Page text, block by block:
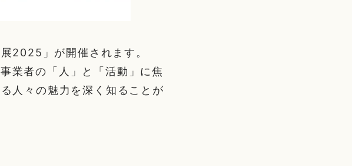
2025」が開催されます。
業者の「人」と「活動」に焦
人々の魅力を深く知ることが